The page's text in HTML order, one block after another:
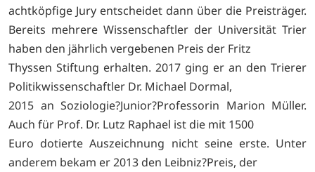
achtköpfige Jury entscheidet dann über die Preisträger.
Bereits mehrere Wissenschaftler der Universität Trier
haben den jährlich vergebenen Preis der Fritz
Thyssen Stiftung erhalten. 2017 ging er an den Trierer
Politikwissenschaftler Dr. Michael Dormal,
2015 an Soziologie?Junior?Professorin Marion Müller.
Auch für Prof. Dr. Lutz Raphael ist die mit 1500
Euro dotierte Auszeichnung nicht seine erste. Unter
anderem bekam er 2013 den Leibniz?Preis, der